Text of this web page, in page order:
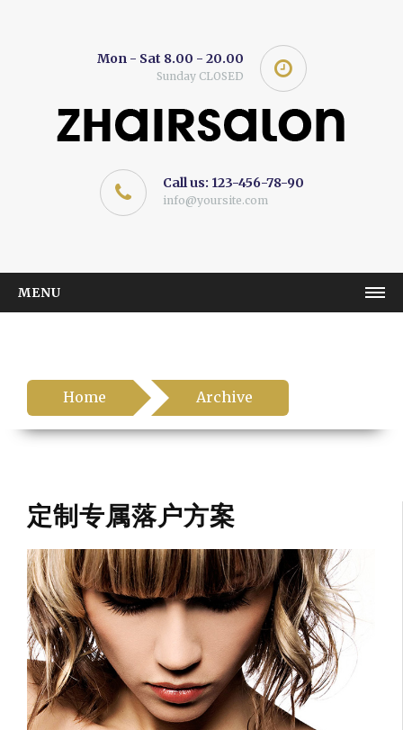
Mon - Sat 8.00 - 20.00
Sunday CLOSED
Call us: 123-456-78-90
info@yoursite.com
MENU
Item 1
Sub Item
Sub Item
Sub Item
ARCHIVE
ABOUT
CONTACT
Home Archive
定制专属落户方案